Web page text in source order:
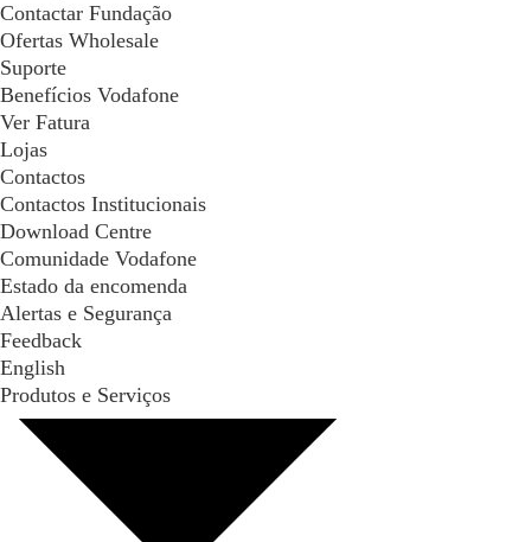
Contactar Fundação
Ofertas Wholesale
Suporte
Benefícios Vodafone
Ver Fatura
Lojas
Contactos
Contactos Institucionais
Download Centre
Comunidade Vodafone
Estado da encomenda
Alertas e Segurança
Feedback
English
Produtos e Serviços